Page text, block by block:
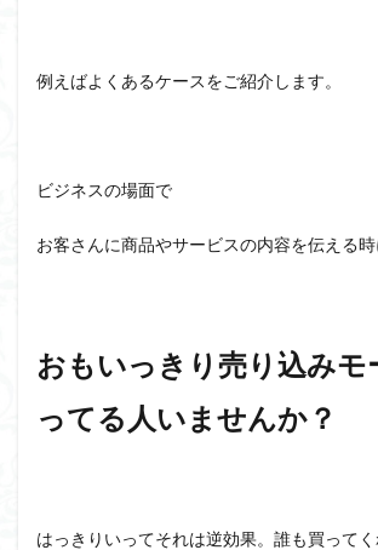
例えばよくあるケースをご紹介します。
ビジネスの場面で
お客さんに商品やサービスの内容を伝える時
おもいっきり売り込みモ
ってる人いませんか？
はっきりいってそれは逆効果。誰も買ってく